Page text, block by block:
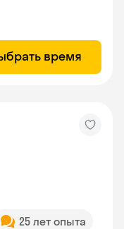
время
25 лет опыта